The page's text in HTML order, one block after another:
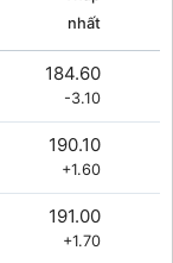
nhất
184.60
-3.10
190.10
+1.60
191.00
+1.70